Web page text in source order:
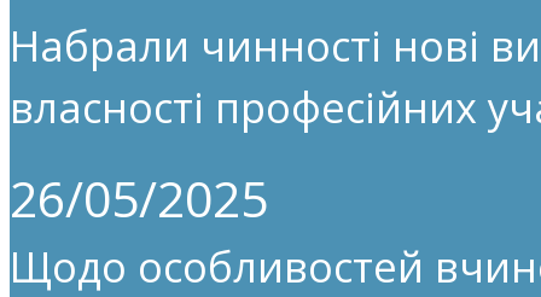
Набрали чинності нові
власності професійних
26/05/2025
Щодо особливостей